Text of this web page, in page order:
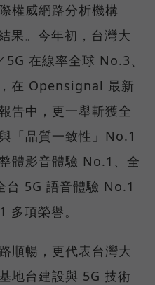
權威網路分析機構
果。今年初，台灣大
在線率全球 No.3、
在 Opensignal 最新
告中，更一舉斬獲全
「品質一致性」No.1
體影音體驗 No.1、全
台 5G 語音體驗 No.1
多項榮譽。
順暢，更代表台灣大
地台建設與 5G 技術